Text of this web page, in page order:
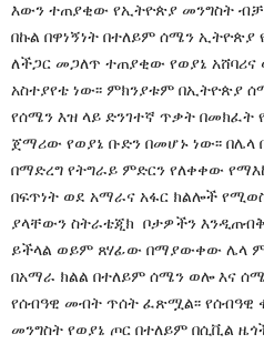
እውን ተጠያቂው የኢትዮጵያ መንግስት ብቻ
በኩል በዋነኝነት በተለይም ሰሜን
ለችጋር መጋለጥ ተጠያቂው የወያኔ
አስተያየቴ ነው፡፡ ምክንያቱም በኢትዮጵያ
የሰሜን እዝ ላይ ድንገተኛ ጥቃት በመክፈት
ጀማሪው የወያኔ ቡድን በመሆኑ ነው፡፡ በሌላ
በማድረግ የትግራይ ምድርን የለቀቀው
በፍጥነት ወደ አማራና አፋር ክልሎች
ያላቸውን ስትራቴጂክ ቦታዎችን
ይችላል ወይም ጸሃፊው በማያውቀው ሌላ
በአማራ ክልል በተለይም ሰሜን ወሎ እና
የሰብዓዊ መብት ጥሰት ፈጽሟል፡፡ የሰብዓዊ
መንግስት የወያኔ ጦር በተለይም በሲቪል